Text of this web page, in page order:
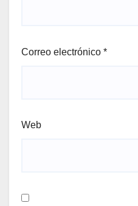
Correo electrónico *
Web